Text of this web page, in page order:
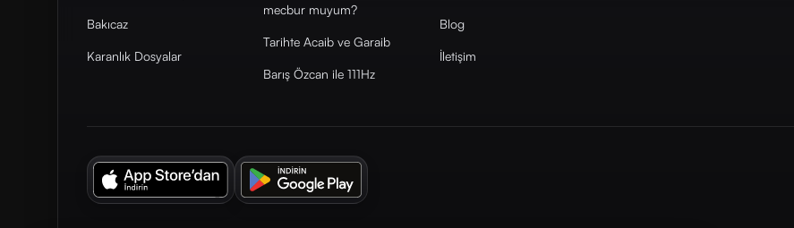
Bakıcaz
Karanlık Dosyalar
mecbur muyum?
Tarihte Acaib ve Garaib
Barış Özcan ile 111Hz
Blog
İletişim